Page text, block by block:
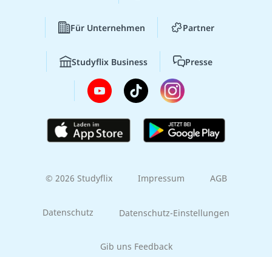
Für Unternehmen Partner
Studyflix Business Presse
© 2026 Studyflix Impressum AGB
Datenschutz Datenschutz-Einstellungen
Gib uns Feedback